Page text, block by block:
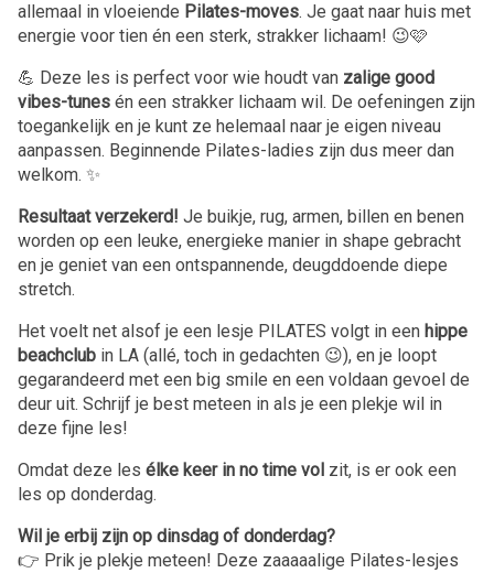
allemaal in vloeiende Pilates-moves. Je gaat naar huis met
energie voor tien én een sterk, strakker lichaam! 😉🩷
💪 Deze les is perfect voor wie houdt van zalige good
vibes-tunes én een strakker lichaam wil. De oefeningen zijn
toegankelijk en je kunt ze helemaal naar je eigen niveau
aanpassen. Beginnende Pilates-ladies zijn dus meer dan
welkom. ✨
Resultaat verzekerd! Je buikje, rug, armen, billen en benen
worden op een leuke, energieke manier in shape gebracht
en je geniet van een ontspannende, deugddoende diepe
stretch.
Het voelt net alsof je een lesje PILATES volgt in een hippe
beachclub in LA (allé, toch in gedachten 😉), en je loopt
gegarandeerd met een big smile en een voldaan gevoel de
deur uit. Schrijf je best meteen in als je een plekje wil in
deze fijne les!
Omdat deze les élke keer in no time vol zit, is er ook een
les op donderdag.
Wil je erbij zijn op dinsdag of donderdag?
👉 Prik je plekje meteen! Deze zaaaaalige Pilates-lesjes